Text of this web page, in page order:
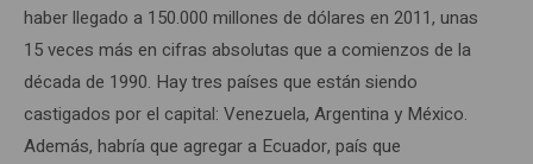
haber llegado a 150.000 millones de dólares en 2011, unas
15 veces más en cifras absolutas que a comienzos de la
década de 1990. Hay tres países que están siendo
castigados por el capital: Venezuela, Argentina y México.
Además, habría que agregar a Ecuador, país que